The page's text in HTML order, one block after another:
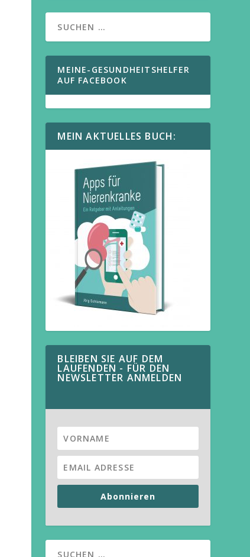
MEINE-GESUNDHEITSHELFER
AUF FACEBOOK
MEIN AKTUELLES BUCH:
BLEIBEN SIE AUF DEM
LAUFENDEN - FÜR DEN
NEWSLETTER ANMELDEN
Abonnieren